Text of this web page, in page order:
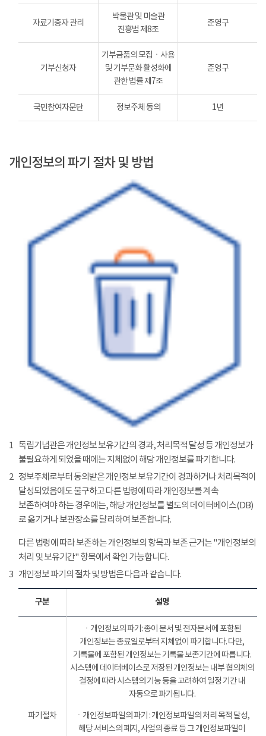
자료기증자 관리
박물관 및 미술관
진흥법 제8조
준영구
기부신청자
기부금품의 모집ㆍ사용
및 기부문화 활성화에
관한 법률 제7조
준영구
국민참여자문단 정보주체 동의 1년
개인정보의 파기 절차 및 방법
1 독립기념관은 개인정보 보유기간의 경과, 처리목적 달성 등 개인정보가
불필요하게 되었을 때에는 지체없이 해당 개인정보를 파기합니다.
2 정보주체로부터 동의받은 개인정보 보유기간이 경과하거나 처리목적이
달성되었음에도 불구하고 다른 법령에 따라 개인정보를 계속
보존하여야 하는 경우에는, 해당 개인정보를 별도의 데이터베이스(DB)
로 옮기거나 보관장소를 달리하여 보존합니다.
다른 법령에 따라 보존하는 개인정보의 항목과 보존 근거는 "개인정보의
처리 및 보유기간" 항목에서 확인 가능합니다.
3 개인정보 파기의 절차 및 방법은 다음과 같습니다.
구분 설명
파기절차
ㆍ개인정보의 파기: 종이 문서 및 전자문서에 포함된
개인정보는 종료일로부터 지체없이 파기합니다. 다만,
기록물에 포함된 개인정보는 기록물 보존기간에 따릅니다.
시스템에 데이터베이스로 저장된 개인정보는 내부 협의체의
결정에 따라 시스템의 기능 등을 고려하여 일정 기간 내
자동으로 파기됩니다.
ㆍ개인정보파일의 파기 : 개인정보파일의 처리 목적 달성,
해당 서비스의 폐지, 사업의 종료 등 그 개인정보파일이